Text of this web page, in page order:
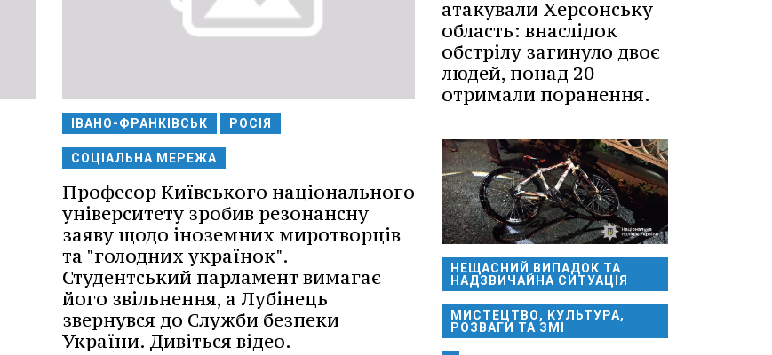
ІВАНО-ФРАНКІВСЬК РОСІЯ
СОЦІАЛЬНА МЕРЕЖА
Професор Київського національного
університету зробив резонансну
заяву щодо іноземних миротворців
та "голодних українок".
Студентський парламент вимагає
його звільнення, а Лубінець
звернувся до Служби безпеки
України. Дивіться відео.
атакували Херсонську
область: внаслідок
обстрілу загинуло двоє
людей, понад 20
отримали поранення.
НЕЩАСНИЙ ВИПАДОК ТА
НАДЗВИЧАЙНА СИТУАЦІЯ
МИСТЕЦТВО, КУЛЬТУРА,
РОЗВАГИ ТА ЗМІ